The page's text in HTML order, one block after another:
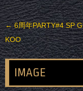
投稿ナビゲーション
←6周年PARTY#4 SP
KOO
IMAGE